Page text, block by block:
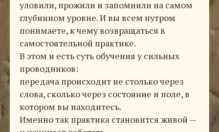
уловили, прожили и запомнили на самом
глубинном уровне. И вы всем нутром
понимаете, к чему возвращаться в
самостоятельной практике.
В этом и есть суть обучения у сильных
проводников:
передача происходит не столько через
слова, сколько через состояние и поле, в
котором вы находитесь.
Именно так практика становится живой —